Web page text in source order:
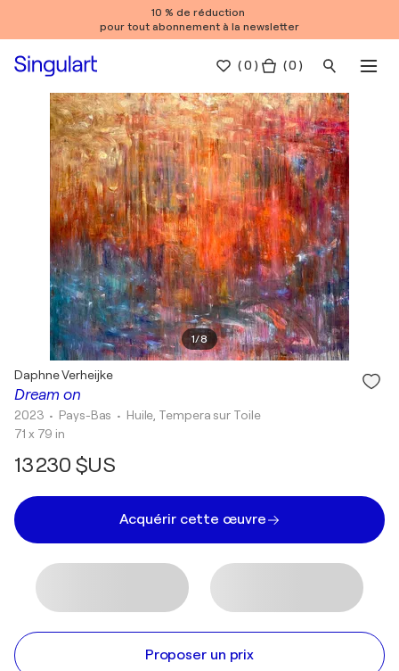
10 % de réduction
pour tout abonnement à la newsletter
(0 ) ( 0 )
1/8
Dream on
Daphne Verheijke
2023 • Pays-Bas • Huile, Tempera sur Toile
71 x 79 in
13 230 $US
Acquérir cette œuvre
Proposer un prix